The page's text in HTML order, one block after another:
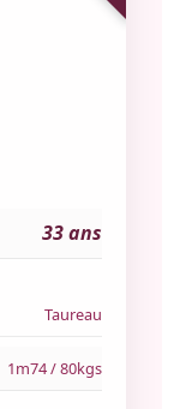
33 ans
Taureau
1m74 / 80kgs